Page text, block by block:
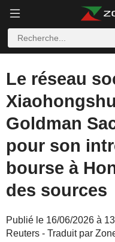
Le réseau
Goldman
pour son
bourse à
des sources
Publié le 16/06/2026 à
Reuters - Traduit par